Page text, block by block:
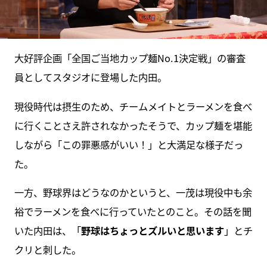
大好評企画「全国ご当地カップ麺No.1決定戦」の審査
員としてスタジオに登場した内田。
現役時代は摂生のため、チームメイトとラーメンを食べ
に行くことさえ許されなかったそうで、カップ麺を堪能
しながら「この罪悪感がいい！」と大満足な様子だっ
た。
一方、野球界はどうなのかというと、一茂は現役中も余
裕でラーメンを食べに行っていたとのこと。その話を聞
いた内田は、「野球はちょっとズルいと思います」とチ
クリと刺した。